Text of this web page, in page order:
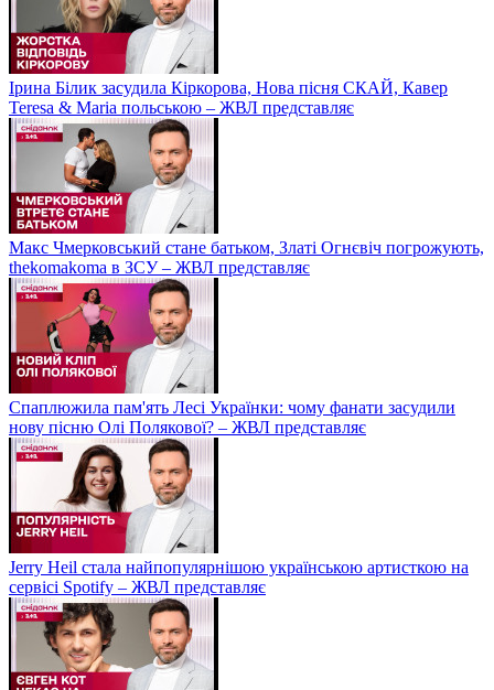
Ірина Білик засудила Кіркорова, Нова пісня СКАЙ, Кавер
Teresa & Maria польською – ЖВЛ представляє
Макс Чмерковський стане батьком, Златі Огнєвіч погрожують,
thekomakoma в ЗСУ – ЖВЛ представляє
Спаплюжила пам'ять Лесі Українки: чому фанати засудили
нову пісню Олі Полякової? – ЖВЛ представляє
Jerry Heil стала найпопулярнішою українською артисткою на
сервісі Spotify – ЖВЛ представляє